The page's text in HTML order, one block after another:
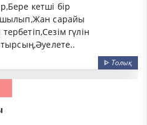
кетші бір
сарайы
гүлін
ᐈ Толық